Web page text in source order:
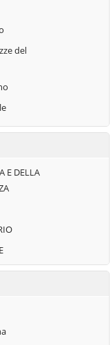
del
d'Iseo
del
E DELLA